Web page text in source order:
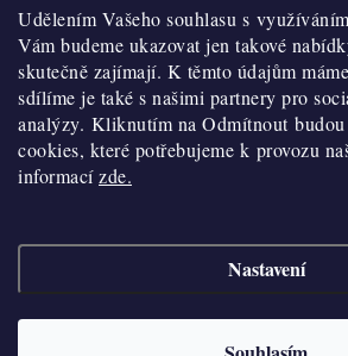
Udělením Vašeho souhlasu s
Vám budeme ukazovat jen takové
skutečně zajímají. K těmto údajům
sdílíme je také s našimi partnery pro
analýzy. Kliknutím na Odmítnout
cookies, které potřebujeme k provozu
informacízde.
Nastavení
Obchodní podmínky
Hodnocení obchodu
Blog
Moje objednávka
Historie
Kontakty
O nákupu
Reklamace a vratky
Výdejní místa
Velkoobchod
Vytvořil Shoptet
cookies